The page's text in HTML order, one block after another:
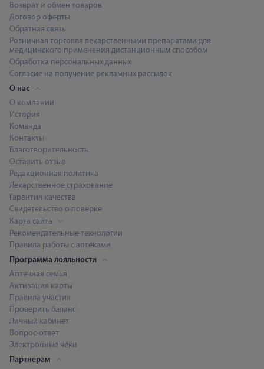
Возврат и обмен товаров
Договор оферты
Обратная связь
Розничная торговля лекарственными препаратами для
медицинского применения дистанционным способом
Обработка персональных данных
Согласие на получение рекламных рассылок
О нас
О компании
История
Команда
Контакты
Благотворительность
Оставить отзыв
Редакционная политика
Лекарственное страхование
Гарантия качества
Свидетельство о поверке
Карта сайта
Рекомендательные технологии
Правила работы с аптеками
Программа лояльности
Аптечная семья
Активация карты
Правила участия
Проверить баланс
Личный кабинет
Вопрос-ответ
Электронные чеки
Партнерам